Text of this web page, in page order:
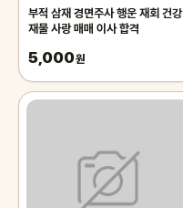
부적 삼재 경면주사 행운 재회 건강
재물 사랑 매매 이사 합격
5,000원